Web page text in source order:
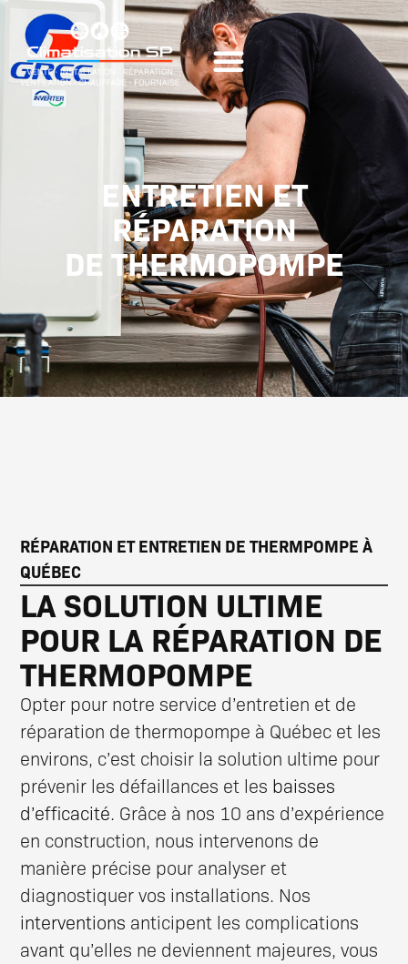
ENTRETIEN ET
RÉPARATION
DE THERMOPOMPE
RÉPARATION ET ENTRETIEN DE THERMPOMPE À
QUÉBEC
LA SOLUTION ULTIME
POUR LA RÉPARATION DE
THERMOPOMPE
Opter pour notre service d’entretien et de
réparation de thermopompe à Québec et les
environs, c’est choisir la solution ultime pour
prévenir les défaillances et les baisses
d’efficacité. Grâce à nos 10 ans d’expérience
en construction, nous intervenons de
manière précise pour analyser et
diagnostiquer vos installations. Nos
interventions anticipent les complications
avant qu’elles ne deviennent majeures, vous